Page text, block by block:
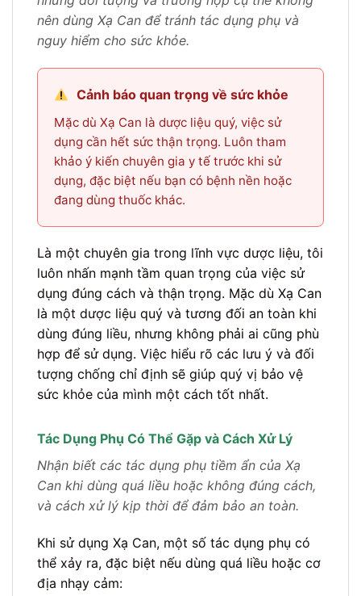
nên dùng Xạ Can để tránh tác dụng phụ và
nguy hiểm cho sức khỏe.
Cảnh báo quan trọng về sức khỏe
Mặc dù Xạ Can là dược liệu quý, việc sử
dụng cần hết sức thận trọng. Luôn tham
khảo ý kiến chuyên gia y tế trước khi sử
dụng, đặc biệt nếu bạn có bệnh nền hoặc
đang dùng thuốc khác.
Là một chuyên gia trong lĩnh vực dược liệu, tôi
luôn nhấn mạnh tầm quan trọng của việc sử
dụng đúng cách và thận trọng. Mặc dù Xạ Can
là một dược liệu quý và tương đối an toàn khi
dùng đúng liều, nhưng không phải ai cũng phù
hợp để sử dụng. Việc hiểu rõ các lưu ý và đối
tượng chống chỉ định sẽ giúp quý vị bảo vệ
sức khỏe của mình một cách tốt nhất.
Tác Dụng Phụ Có Thể Gặp và Cách Xử Lý
Nhận biết các tác dụng phụ tiềm ẩn của Xạ
Can khi dùng quá liều hoặc không đúng cách,
và cách xử lý kịp thời để đảm bảo an toàn.
Khi sử dụng Xạ Can, một số tác dụng phụ có
thể xảy ra, đặc biệt nếu dùng quá liều hoặc cơ
địa nhạy cảm: